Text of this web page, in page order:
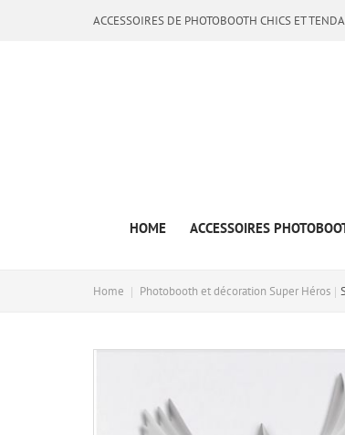
ACCESSOIRES DE PHOTOBOOTH CHICS ET
HOME ACCESSOIRES
Home Photobooth et décoration Super Héros